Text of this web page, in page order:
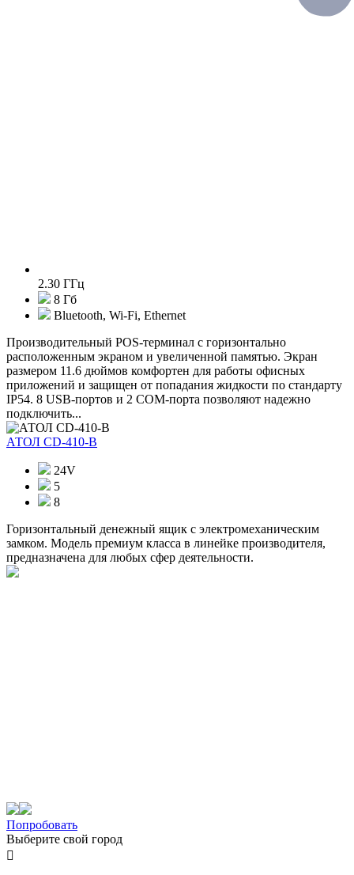
2.30 ГГц
8 Гб
Bluetooth, Wi-Fi, Ethernet
Производительный POS-терминал с горизонтально
расположенным экраном и увеличенной памятью. Экран
размером 11.6 дюймов комфортен для работы офисных
приложений и защищен от попадания жидкости по стандарту
IP54. 8 USB-портов и 2 COM-порта позволяют надежно
подключить...
АТОЛ CD-410-В
24V
5
8
Горизонтальный денежный ящик с электромеханическим
замком. Модель премиум класса в линейке производителя,
предназначена для любых сфер деятельности.
Попробовать
Выберите свой город
